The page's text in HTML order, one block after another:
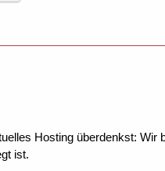
Hosting überdenkst:
ist.